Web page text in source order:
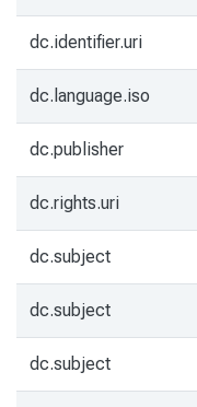
dc.identifier.uri
dc.language.iso
dc.publisher
dc.rights.uri
dc.subject
dc.subject
dc.subject